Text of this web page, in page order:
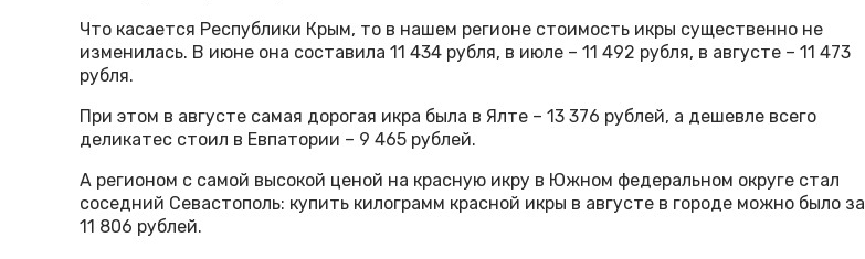
Что касается Республики Крым, то в нашем регионе стоимость икры существенно не
изменилась. В июне она составила 11 434 рубля, в июле – 11 492 рубля, в августе – 11 473
рубля.
При этом в августе самая дорогая икра была в Ялте – 13 376 рублей, а дешевле всего
деликатес стоил в Евпатории – 9 465 рублей.
А регионом с самой высокой ценой на красную икру в Южном федеральном округе стал
соседний Севастополь: купить килограмм красной икры в августе в городе можно было за
11 806 рублей.